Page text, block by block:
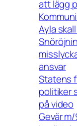
att lägg
Ayla
ansvar
Statens
politiker
på video
Gevär